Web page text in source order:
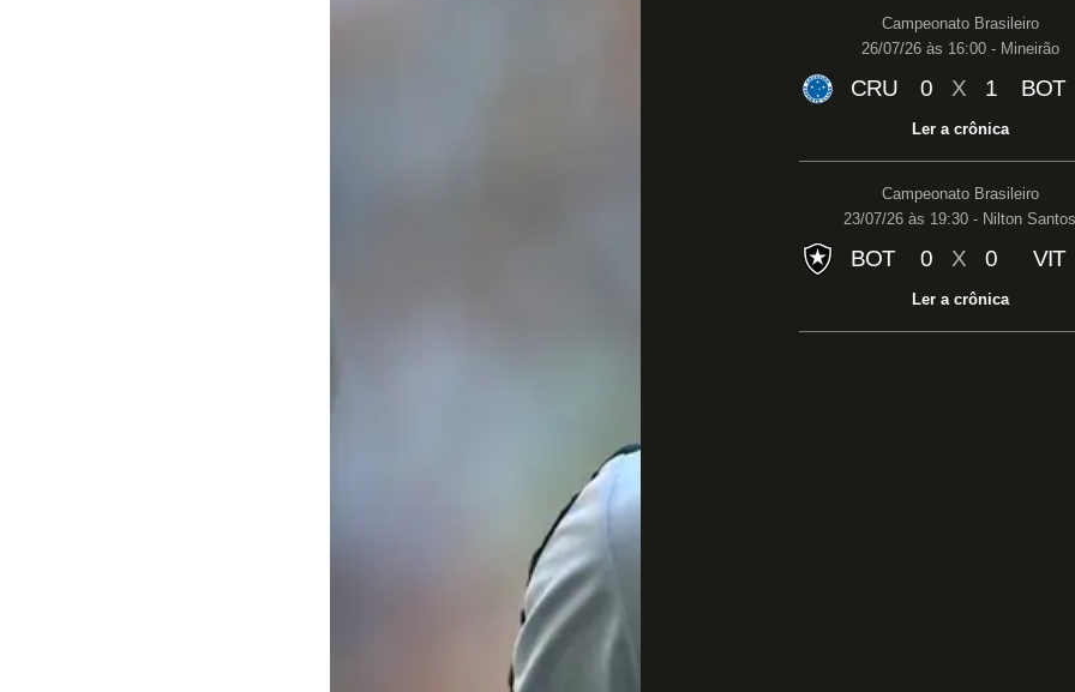
Campeonato Brasileiro
26/07/26 às 16:00 - Mineirão
CRU 0 X 1 BOT
Ler a crônica
Campeonato Brasileiro
23/07/26 às 19:30 - Nilton Santos
BOT 0 X 0 VIT
Ler a crônica